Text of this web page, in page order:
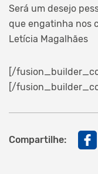
Será um desejo
que engatinha nos
Letícia Magalhães
[/
[/
Compartilhe: